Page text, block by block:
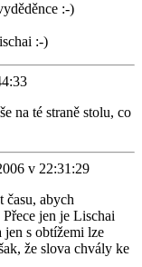
:-)
:-)
na té straně stolu, co
v 22:31:29
času, abych
jen je Lischai
jen s obtížemi lze
že slova chvály ke